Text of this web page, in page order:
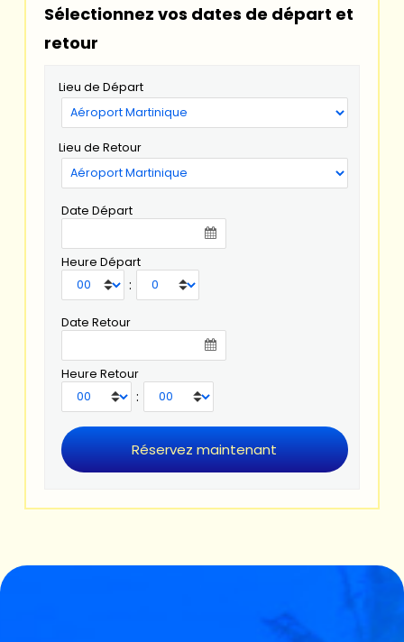
Sélectionnez vos dates de départ et
retour
Lieu de Départ
Lieu de Retour
Date Départ
Heure Départ
:
Date Retour
Heure Retour
: